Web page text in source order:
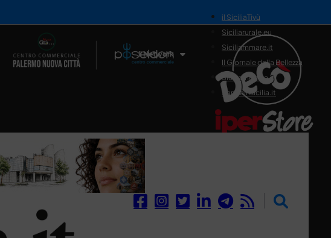
Il Network
il SiciliaTivù
Siciliarurale.eu
Siciliammare.it
Il Giornale della Bellezza
Siciliamedica.it
Sanitainsicilia.it